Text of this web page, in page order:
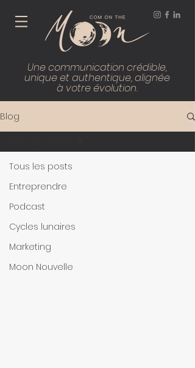
Une communication crédible,
unique et authentique, alignée
à votre évolution.
Blog
Tous les posts
Entreprendre
Podcast
Cycles lunaires
Marketing
Moon Nouvelle